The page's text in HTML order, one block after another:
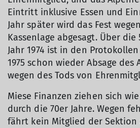
Eintritt inklusive Essen und
Jahr später wird das Fest
Kassenlage abgesagt. Über die
Jahr 1974 ist in den
1975 schon wieder Absage des
wegen des Tods von
Miese Finanzen ziehen sich
durch die 70er Jahre. Wegen
fährt kein Mitglied der Sektion